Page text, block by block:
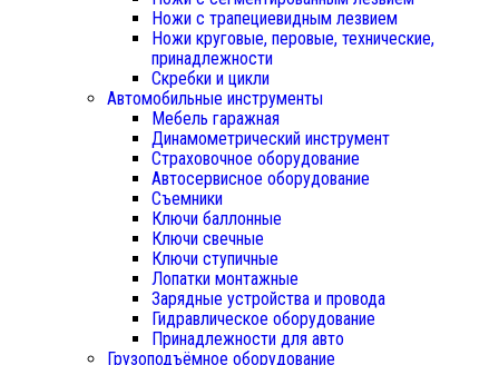
Ножи с трапециевидным лезвием
Ножи круговые, перовые, технические,
принадлежности
Скребки и цикли
Автомобильные инструменты
Мебель гаражная
Динамометрический инструмент
Страховочное оборудование
Автосервисное оборудование
Съемники
Ключи баллонные
Ключи свечные
Ключи ступичные
Лопатки монтажные
Зарядные устройства и провода
Гидравлическое оборудование
Принадлежности для авто
Грузоподъёмное оборудование